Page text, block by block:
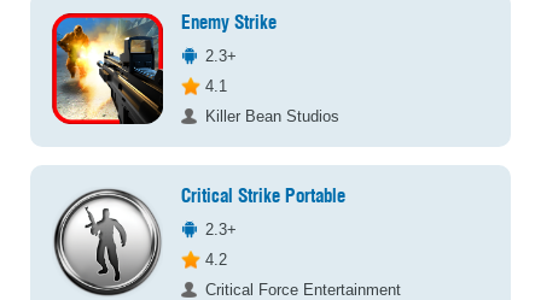
Enemy Strike
2.3+
4.1
Killer Bean Studios
Critical Strike Portable
2.3+
4.2
Critical Force Entertainment